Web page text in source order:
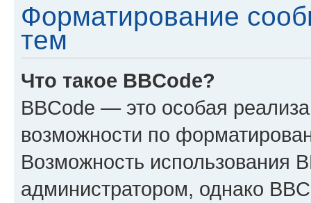
Форматирование
тем
Что такое BBCode?
BBCode — это особая
возможности по
Возможность использования
администратором, однако